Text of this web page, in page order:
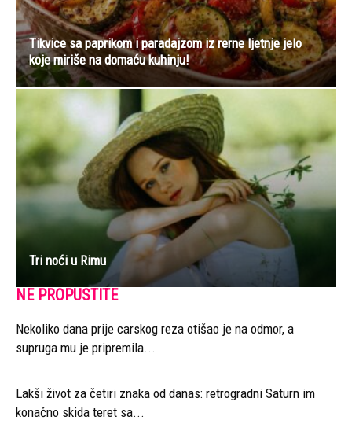
Tikvice sa paprikom i paradajzom iz rerne ljetnje jelo
koje miriše na domaću kuhinju!
Tri noći u Rimu
NE PROPUSTITE
Nekoliko dana prije carskog reza otišao je na odmor, a
supruga mu je pripremila...
Lakši život za četiri znaka od danas: retrogradni Saturn im
konačno skida teret sa...